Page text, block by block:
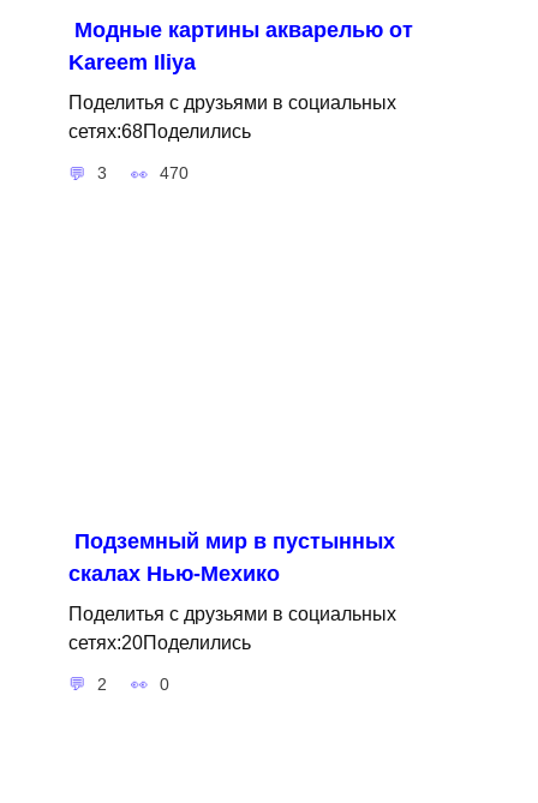
Модные картины акварелью от
Kareem Iliya
Поделитья с друзьями в социальных
сетях:68Поделились
3 470
Подземный мир в пустынных
скалах Нью-Мехико
Поделитья с друзьями в социальных
сетях:20Поделились
2 0